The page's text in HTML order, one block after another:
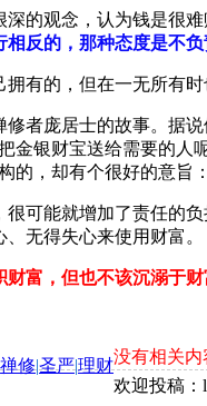
观念，认为钱是很难
反的，那种态度是不负
的，但在一无所有时
庞居士的故事。据说
金银财宝送给需要的人
的，却有个很好的意旨
能就增加了责任的负
无得失心来使用财富。
，但也不该沉溺于财
禅修|圣严|理财没有相关内
欢迎投稿：